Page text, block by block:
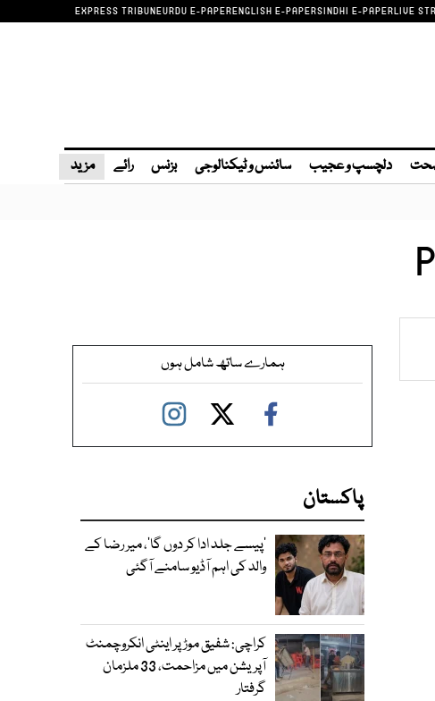
EXPRESS TRIBUNEURDU E-PAPERENGLISH E-PAPERSINDHI E-PAPERLIVE
دلچسپ و عجیب سائنس و ٹیکنالوجی بزنس رائے مزید
ہمارے ساتھ شامل ہوں
پاکستان
’پیسے جلد ادا کر دوں گا‘، میر رضا کے
والد کی اہم آڈیو سامنے آگئی
کراچی: شفیق موڑ پر اینٹی انکروچمنٹ
آپریشن میں مزاحمت، 33 ملزمان
گرفتار